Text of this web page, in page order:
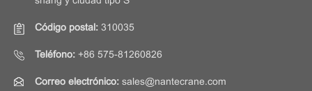
Código postal: 310035
Teléfono: +86 575-81260826
Correo electrónico: sales@nantecrane.com